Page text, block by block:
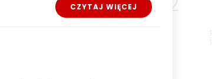
CZYTAJ WIĘCEJ